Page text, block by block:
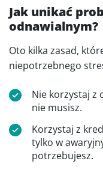
Jak unikać
odnawialnym?
Oto kilka zasad,
niepotrzebnego
Nie korzystaj z
nie musisz.
Korzystaj z
tylko w
potrzebujesz.